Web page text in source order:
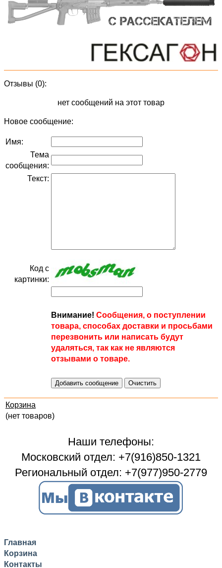
Отзывы (0):
нет сообщений на этот товар
Новое сообщение:
Имя:
Тема
сообщения:
Текст:
Код с
картинки:
Внимание! Сообщения, о поступлении
товара, способах доставки и просьбами
перезвонить или написать будут
удаляться, так как не являются
отзывами о товаре.
Корзина
(нет товаров)
Наши телефоны:
Московский отдел: +7(916)850-1321
Региональный отдел: +7(977)950-2779
Главная
Корзина
Контакты